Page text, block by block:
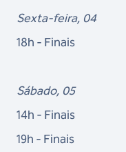
Sexta-feira, 04
18h - Finais
Sábado, 05
14h - Finais
19h - Finais